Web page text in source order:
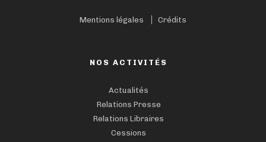
Mentions légales Crédits
NOS ACTIVITÉS
Actualités
Relations Presse
Relations Libraires
Cessions